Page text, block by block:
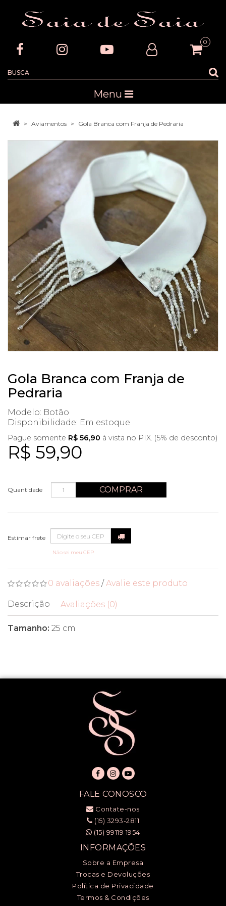
0
Menu
Aviamentos Gola Branca com Franja de Pedraria
Gola Branca com Franja de
Pedraria
Modelo: Botão
Disponibilidade: Em estoque
R$ 59,90
Pague somente R$ 56,90 à vista no PIX. (5% de desconto)
Quantidade COMPRAR
Não sei meu CEP
0 avaliações /Avalie este produto
Descrição Avaliações (0)
Tamanho: 25 cm
FALE CONOSCO
Contate-nos
(15) 3293-2811
(15) 99119 1954
INFORMAÇÕES
Sobre a Empresa
Trocas e Devoluções
Política de Privacidade
Termos & Condições